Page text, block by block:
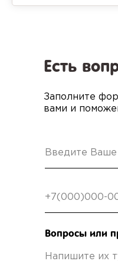
Вопросы или
Есть
Заполните
вами и